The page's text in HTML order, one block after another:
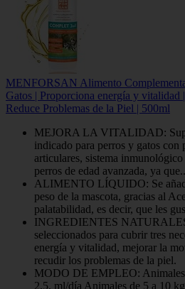
MENFORSAN Alimento
Gatos | Proporciona energía y
Reduce Problemas de la Piel | 500ml
MEJORA LA VITALIDAD:
indicado para perros y gatos con
articulares, sistema
perros de edad avanzada, ya
ALIMENTO LÍQUIDO: Se
peso de la mascota, gracias al
palatabilidad, es decir, que les
INGREDIENTES
seleccionados para cubrir tres
energía y vitalidad, mejorar la
recudir los problemas de la piel.
MODO DE EMPLEO: Animales
2,5, ml/día Animales de 5 a 10